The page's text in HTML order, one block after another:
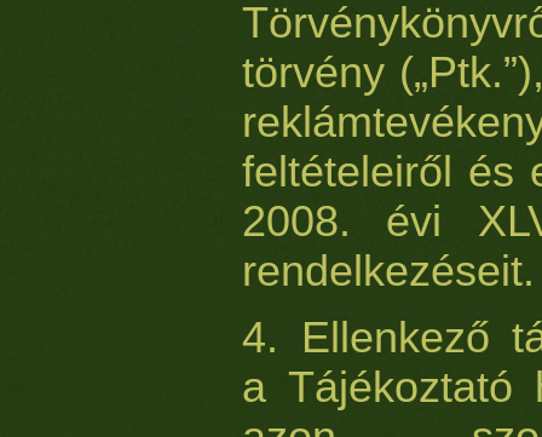
törvény
feltételeiről és
2008. évi
rendelkezéseit.
4. Ellenkező
a Tájékoztató